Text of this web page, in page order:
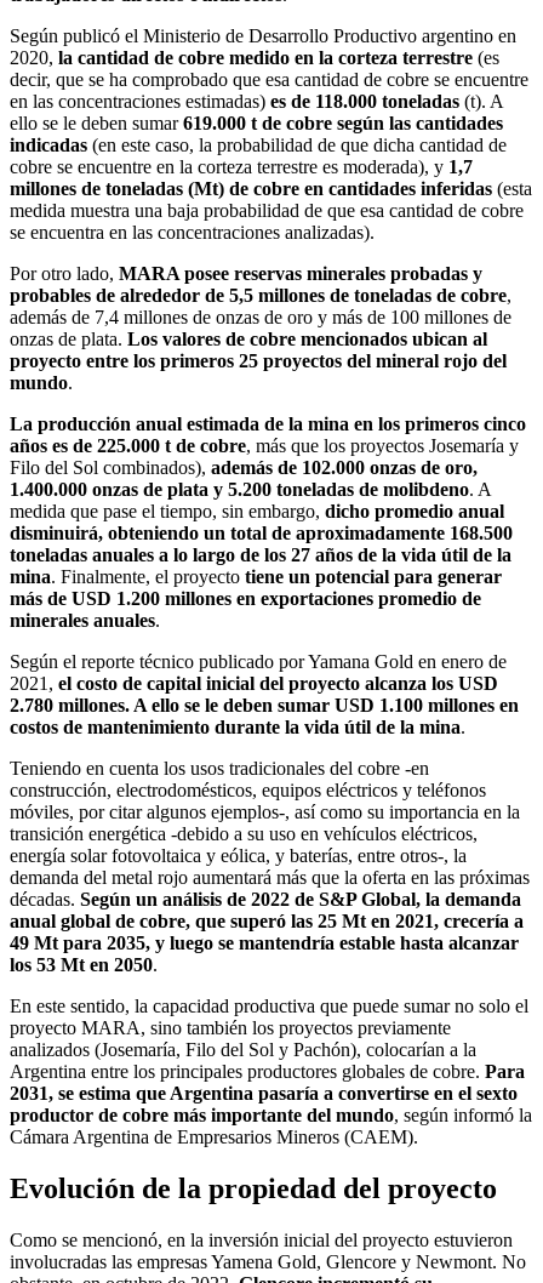
Según publicó el Ministerio de Desarrollo Productivo argentino en
2020, la cantidad de cobre medido en la corteza terrestre (es
decir, que se ha comprobado que esa cantidad de cobre se encuentre
en las concentraciones estimadas) es de 118.000 toneladas (t). A
ello se le deben sumar619.000 t de cobre según las cantidades
indicadas (en este caso, la probabilidad de que dicha cantidad de
cobre se encuentre en la corteza terrestre es moderada), y 1,7
millones de toneladas (Mt) de cobre en cantidades inferidas (esta
medida muestra una baja probabilidad de que esa cantidad de cobre
se encuentra en las concentraciones analizadas).
Por otro lado, MARA posee reservas minerales probadas y
probables de alrededor de 5,5 millones de toneladas de cobre,
además de 7,4 millones de onzas de oro y más de 100 millones de
onzas de plata. Los valores de cobre mencionados ubican al
proyecto entre los primeros 25 proyectos del mineral rojo del
mundo.
La producción anual estimada de la mina en los primeros cinco
años es de 225.000 t de cobre, más que los proyectos Josemaría y
Filo del Sol combinados), además de 102.000 onzas de oro,
1.400.000 onzas de plata y 5.200 toneladas de molibdeno. A
medida que pase el tiempo, sin embargo, dicho promedio anual
disminuirá, obteniendo un total de aproximadamente 168.500
toneladas anuales a lo largo de los 27 años de la vida útil de la
mina. Finalmente, el proyecto tiene un potencial para generar
más de USD 1.200 millones en exportaciones promedio de
minerales anuales.
Según el reporte técnico publicado por Yamana Gold en enero de
2021, el costo de capital inicial del proyecto alcanza los USD
2.780 millones. A ello se le deben sumar USD 1.100 millones en
costos de mantenimiento durante la vida útil de la mina.
Teniendo en cuenta los usos tradicionales del cobre -en
construcción, electrodomésticos, equipos eléctricos y teléfonos
móviles, por citar algunos ejemplos-, así como su importancia en la
transición energética -debido a su uso en vehículos eléctricos,
energía solar fotovoltaica y eólica, y baterías, entre otros-, la
demanda del metal rojo aumentará más que la oferta en las próximas
décadas. Según un análisis de 2022 de S&P Global, la demanda
anual global de cobre, que superó las 25 Mt en 2021, crecería a
49 Mt para 2035, y luego se mantendría estable hasta alcanzar
los 53 Mt en 2050.
En este sentido, la capacidad productiva que puede sumar no solo el
proyecto MARA, sino también los proyectos previamente
analizados (Josemaría, Filo del Sol y Pachón), colocarían a la
Argentina entre los principales productores globales de cobre. Para
2031, se estima que Argentina pasaría a convertirse en el sexto
productor de cobre más importante del mundo, según informó la
Cámara Argentina de Empresarios Mineros (CAEM).
Evolución de la propiedad del proyecto
Como se mencionó, en la inversión inicial del proyecto estuvieron
involucradas las empresas Yamena Gold, Glencore y Newmont. No